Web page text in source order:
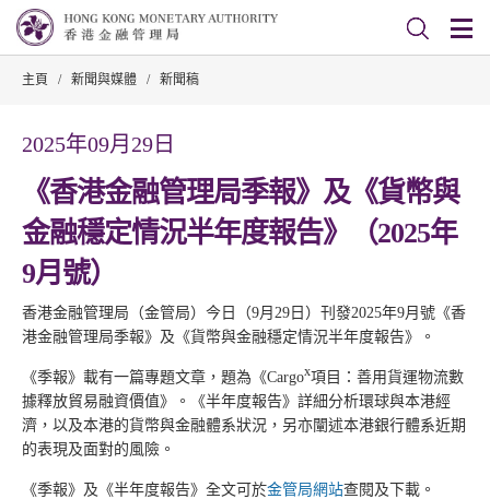
主頁 / 新聞與媒體 / 新聞稿
2025年09月29日
《香港金融管理局季報》及《貨幣與
金融穩定情況半年度報告》（2025年
9月號）
香港金融管理局（金管局）今日（9月29日）刊發2025年9月號《香
港金融管理局季報》及《貨幣與金融穩定情況半年度報告》。
《季報》載有一篇專題文章，題為《Cargox項目：善用貨運物流數
據釋放貿易融資價值》。《半年度報告》詳細分析環球與本港經
濟，以及本港的貨幣與金融體系狀況，另亦闡述本港銀行體系近期
的表現及面對的風險。
《季報》及《半年度報告》全文可於金管局網站查閱及下載。